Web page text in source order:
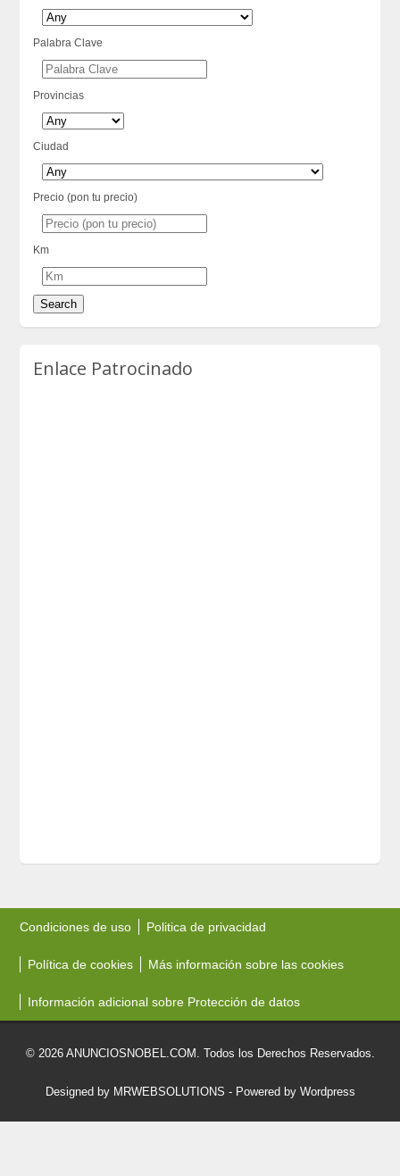
Palabra Clave
Provincias
Ciudad
Precio (pon tu precio)
Km
Enlace Patrocinado
Condiciones de uso Politica de privacidad
Política de cookies Más información sobre las cookies
Información adicional sobre Protección de datos
© 2026 ANUNCIOSNOBEL.COM. Todos los Derechos Reservados.
Designed by MRWEBSOLUTIONS - Powered by Wordpress